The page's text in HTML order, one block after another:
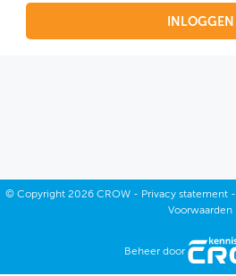
INLOGGEN
© Copyright2026 CROW - Privacy statement-
Voorwaarden
Beheer door